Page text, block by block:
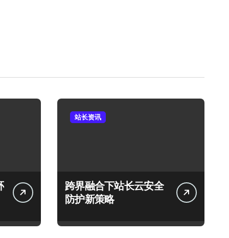
站长资讯
跨界融合下站长云安全
防护新策略